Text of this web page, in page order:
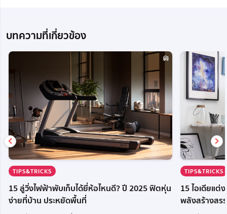
บทความที่เกี่ยวข้อง
TIPS&TRICKS
15 ลู่วิ่งไฟฟ้าพับเก็บได้ยี่ห้อไหนดี? ปี 2025 ฟิตหุ่น
ง่ายที่บ้าน ประหยัดพื้นที่
TIPS&TRICKS
15 ไอเดียแ
พลังสร้างสร